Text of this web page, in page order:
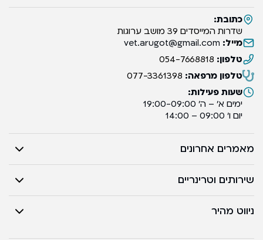
כתובת:
שדרות המייסדים 39 מושב ערוגות
מייל: vet.arugot@gmail.com
טלפון: 054-7668818
טלפון מרפאה: 077-3361398
שעות פעילות:
ימים א’ – ה’ 19:00-09:00
יום ו’ 09:00 – 14:00
מאמרים אחרונים
שירותים וטרינריים
ניווט מהיר